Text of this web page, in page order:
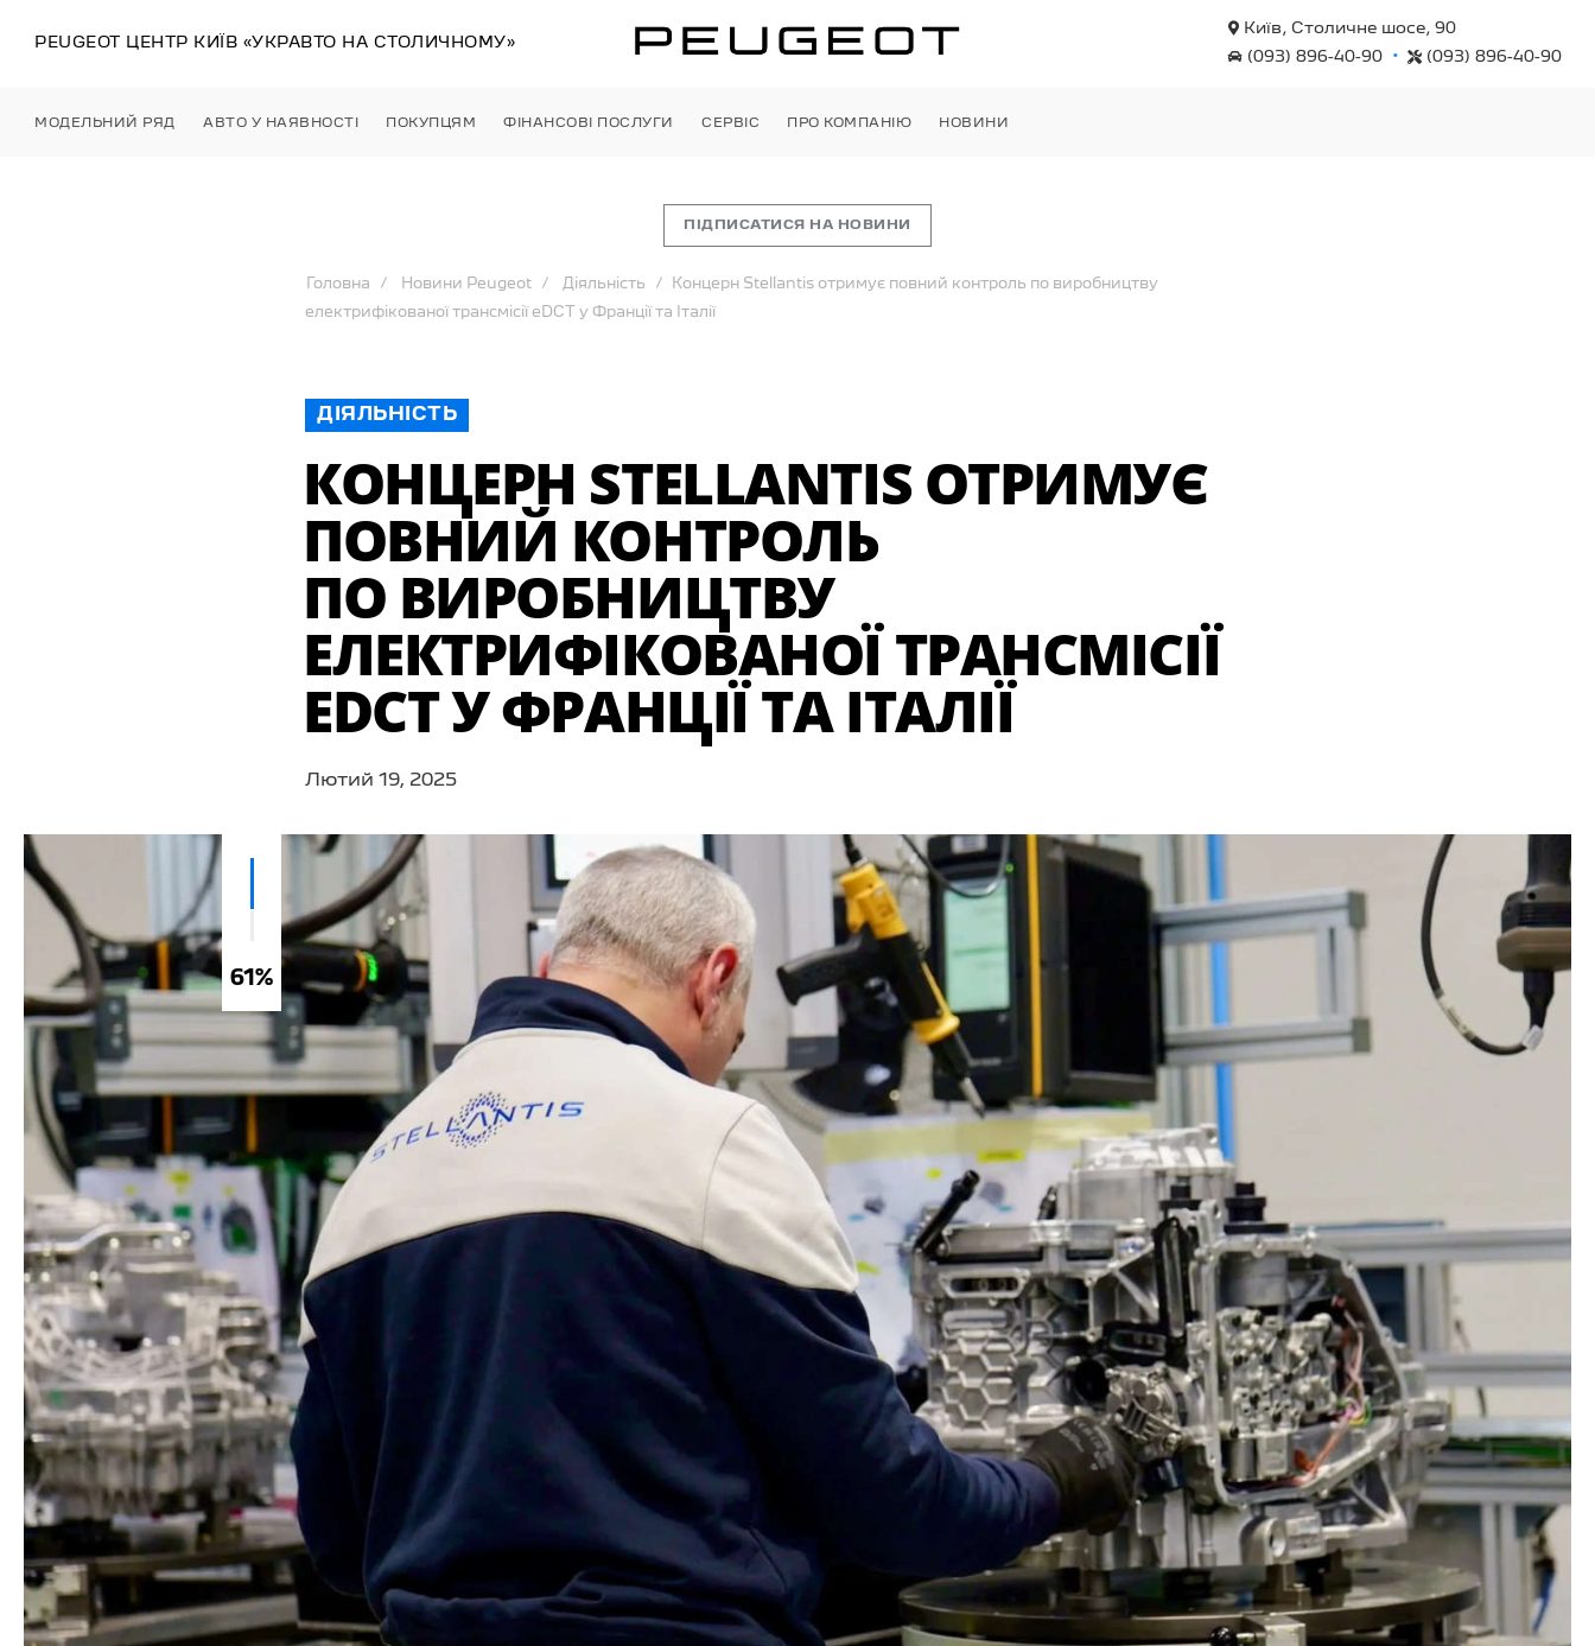
PEUGEOT ЦЕНТР КИЇВ «УКРАВТО НА СТОЛИЧНОМУ»
Київ, Столичне шосе, 90
(093) 896-40-90
• (093) 896-40-90
МОДЕЛЬНИЙ РЯД АВТО У НАЯВНОСТІ ПОКУПЦЯМ ФІНАНСОВІ ПОСЛУГИ СЕРВІС ПРО КОМПАНІЮ НОВИНИ
ПІДПИСАТИСЯ НА НОВИНИ
Головна Новини Peugeot Діяльність Концерн Stellantis отримує повний контроль по виробництву
електрифікованої трансмісії eDCT у Франції та Італії
ДІЯЛЬНІСТЬ
КОНЦЕРН STELLANTIS ОТРИМУЄ
ПОВНИЙ КОНТРОЛЬ
ПО ВИРОБНИЦТВУ
ЕЛЕКТРИФІКОВАНОЇ ТРАНСМІСІЇ
EDCT У ФРАНЦІЇ ТА ІТАЛІЇ
Лютий 19, 2025
61%